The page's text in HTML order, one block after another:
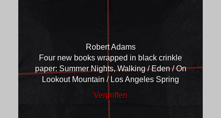
Robert Adams
Four new books wrapped in black crinkle
paper: Summer Nights, Walking / Eden / On
Lookout Mountain / Los Angeles Spring
Vergriffen